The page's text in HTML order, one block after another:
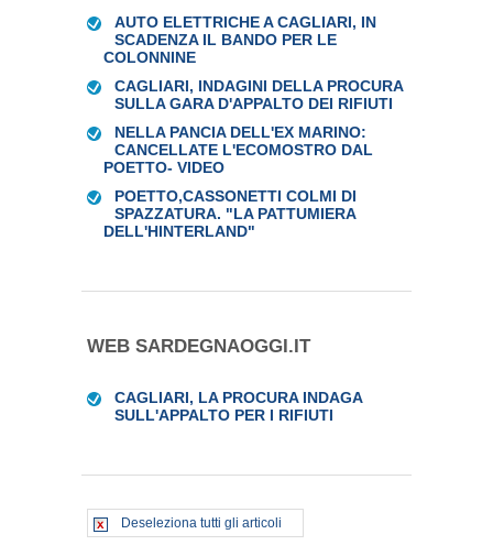
AUTO ELETTRICHE A CAGLIARI, IN
SCADENZA IL BANDO PER LE
COLONNINE
CAGLIARI, INDAGINI DELLA PROCURA
SULLA GARA D'APPALTO DEI RIFIUTI
NELLA PANCIA DELL'EX MARINO:
CANCELLATE L'ECOMOSTRO DAL
POETTO- VIDEO
POETTO,CASSONETTI COLMI DI
SPAZZATURA. "LA PATTUMIERA
DELL'HINTERLAND"
WEB SARDEGNAOGGI.IT
CAGLIARI, LA PROCURA INDAGA
SULL'APPALTO PER I RIFIUTI
Deseleziona tutti gli articoli